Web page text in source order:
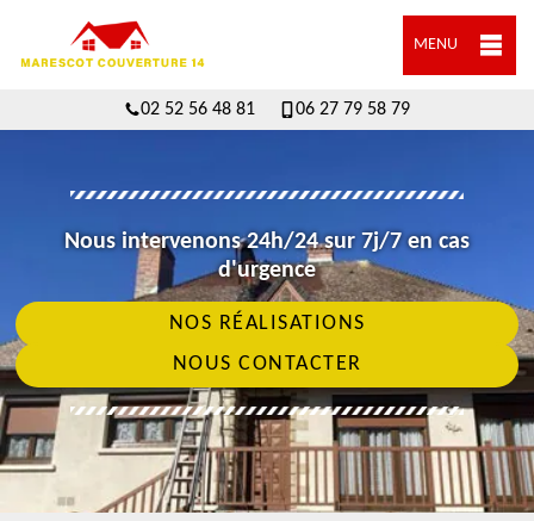
MENU
02 52 56 48 81 06 27 79 58 79
Nous intervenons 24h/24 sur 7j/7 en cas
d'urgence
NOS RÉALISATIONS
NOUS CONTACTER